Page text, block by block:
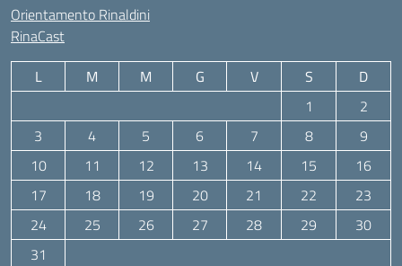
Orientamento Rinaldini
RinaCast
L M M G V S
D
1
2
3
4 5 6 7 8
9
10
11 12 13 14 15
16
17
18 19 20 21 22
23
24
25 26 27 28 29
30
31